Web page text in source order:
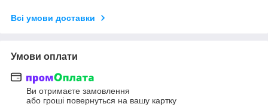
Всі умови доставки
Умови оплати
Ви отримаєте замовлення
або гроші повернуться на вашу картку